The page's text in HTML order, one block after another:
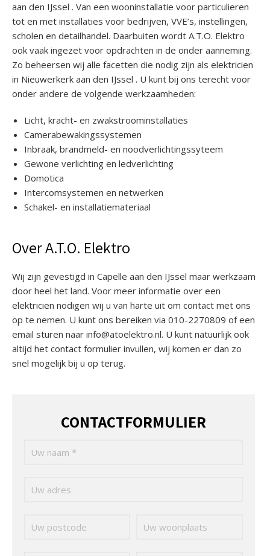
aan den IJssel . Van een wooninstallatie voor particulieren
tot en met installaties voor bedrijven, VVE’s, instellingen,
scholen en detailhandel. Daarbuiten wordt A.T.O. Elektro
ook vaak ingezet voor opdrachten in de onder aanneming.
Zo beheersen wij alle facetten die nodig zijn als elektricien
in Nieuwerkerk aan den IJssel . U kunt bij ons terecht voor
onder andere de volgende werkzaamheden:
Licht, kracht- en zwakstroominstallaties
Camerabewakingssystemen
Inbraak, brandmeld- en noodverlichtingssyteem
Gewone verlichting en ledverlichting
Domotica
Intercomsystemen en netwerken
Schakel- en installatiemateriaal
Over A.T.O. Elektro
Wij zijn gevestigd in Capelle aan den IJssel maar werkzaam
door heel het land. Voor meer informatie over een
elektricien nodigen wij u van harte uit om contact met ons
op te nemen. U kunt ons bereiken via 010-2270809 of een
email sturen naar info@atoelektro.nl. U kunt natuurlijk ook
altijd het contact formulier invullen, wij komen er dan zo
snel mogelijk bij u op terug.
CONTACTFORMULIER